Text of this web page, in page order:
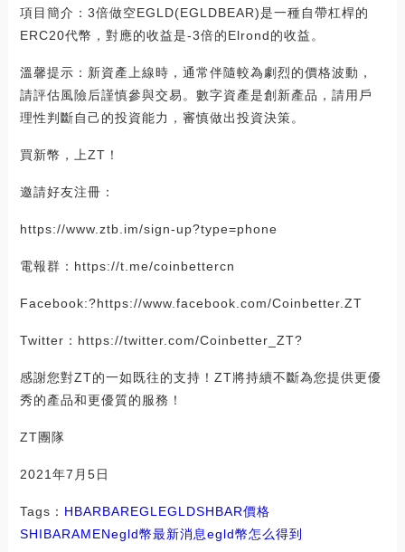
項目簡介：3倍做空EGLD(EGLDBEAR)是一種自帶杠桿的
ERC20代幣，對應的收益是-3倍的Elrond的收益。
溫馨提示：新資產上線時，通常伴隨較為劇烈的價格波動，
請評估風險后謹慎參與交易。數字資產是創新產品，請用戶
理性判斷自己的投資能力，審慎做出投資決策。
買新幣，上ZT！
邀請好友注冊：
https://www.ztb.im/sign-up?type=phone
電報群：https://t.me/coinbettercn
Facebook:?https://www.facebook.com/Coinbetter.ZT
Twitter：https://twitter.com/Coinbetter_ZT?
感謝您對ZT的一如既往的支持！ZT將持續不斷為您提供更優
秀的產品和更優質的服務！
ZT團隊
2021年7月5日
Tags： HBARBAREGL EGLDSHBAR價格
SHIBARAMENegld幣最新消息egld幣怎么得到